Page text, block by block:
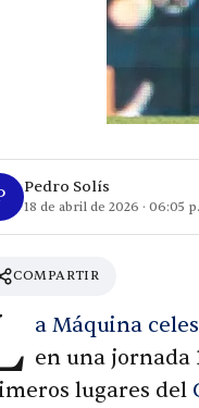
Pedro Solís
18 de abril de 2026 · 06:05
COMPARTIR
a Máquina
en una jornada
lugares del